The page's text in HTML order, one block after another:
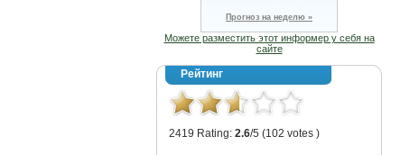
Прогноз на неделю »
Можете разместить этот информер у себя на
сайте
Рейтинг
2419 Rating: 2.6/5 (102 votes )